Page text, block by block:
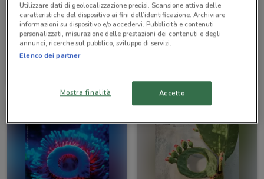
Alpitour
Utilizzare dati di geolocalizzazione precisi. Scansione attiva delle
caratteristiche del dispositivo ai fini dell’identificazione. Archiviare
informazioni su dispositivo e/o accedervi. Pubblicità e contenuti
personalizzati, misurazione delle prestazioni dei contenuti e degli
annunci, ricerche sul pubblico, sviluppo di servizi.
Elenco dei partner
Mostra finalità Accetto